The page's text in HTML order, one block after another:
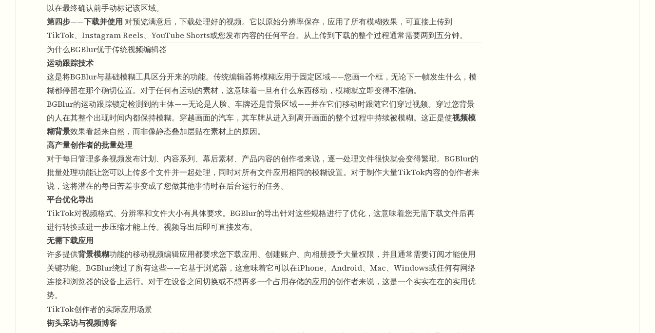
以在最终确认前手动标记该区域。
第四步——下载并使用 对预览满意后，下载处理好的视频。它以原始分辨率保存，应用了所有模糊效果，可直接上传到
TikTok、Instagram Reels、YouTube Shorts或您发布内容的任何平台。从上传到下载的整个过程通常需要两到五分钟。
为什么BGBlur优于传统视频编辑器
运动跟踪技术
这是将BGBlur与基础模糊工具区分开来的功能。传统编辑器将模糊应用于固定区域——您画一个框，无论下一帧发生什么，模
糊都停留在那个确切位置。对于任何有运动的素材，这意味着一旦有什么东西移动，模糊就立即变得不准确。
BGBlur的运动跟踪锁定检测到的主体——无论是人脸、车牌还是背景区域——并在它们移动时跟随它们穿过视频。穿过您背景
的人在其整个出现时间内都保持模糊。穿越画面的汽车，其车牌从进入到离开画面的整个过程中持续被模糊。这正是使视频模
糊背景效果看起来自然，而非像静态叠加层贴在素材上的原因。
高产量创作者的批量处理
对于每日管理多条视频发布计划、内容系列、幕后素材、产品内容的创作者来说，逐一处理文件很快就会变得繁琐。BGBlur的
批量处理功能让您可以上传多个文件并一起处理，同时对所有文件应用相同的模糊设置。对于制作大量TikTok内容的创作者来
说，这将潜在的每日苦差事变成了您做其他事情时在后台运行的任务。
平台优化导出
TikTok对视频格式、分辨率和文件大小有具体要求。BGBlur的导出针对这些规格进行了优化，这意味着您无需下载文件后再
进行转换或进一步压缩才能上传。视频导出后即可直接发布。
无需下载应用
许多提供背景模糊功能的移动视频编辑应用都要求您下载应用、创建账户、向相册授予大量权限，并且通常需要订阅才能使用
关键功能。BGBlur绕过了所有这些——它基于浏览器，这意味着它可以在iPhone、Android、Mac、Windows或任何有网络
连接和浏览器的设备上运行。对于在设备之间切换或不想再多一个占用存储的应用的创作者来说，这是一个实实在在的实用优
势。
TikTok创作者的实际应用场景
街头采访与视频博客